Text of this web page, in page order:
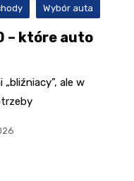
Wybór auta
– które auto
ale w